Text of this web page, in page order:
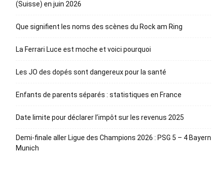
(Suisse) en juin 2026
Que signifient les noms des scènes du Rock am Ring
La Ferrari Luce est moche et voici pourquoi
Les JO des dopés sont dangereux pour la santé
Enfants de parents séparés : statistiques en France
Date limite pour déclarer l’impôt sur les revenus 2025
Demi-finale aller Ligue des Champions 2026 : PSG 5 – 4 Bayern
Munich